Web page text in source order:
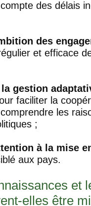
des délais
des
et efficace
gestion
faciliter la
les
;
à la mise
aux pays.
et
elles être